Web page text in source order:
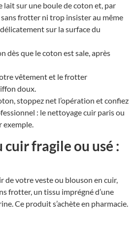
lait sur une boule de coton et, par
frotter ni trop insister au même
sur la surface du
dès que le coton est sale, après
vêtement et le frotter
doux.
stoppez net l’opération et confiez
: le nettoyage cuir paris ou
exemple.
fragile ou usé :
de votre veste ou blouson en cuir,
frotter, un tissu imprégné d’une
Ce produit s’achète en pharmacie.